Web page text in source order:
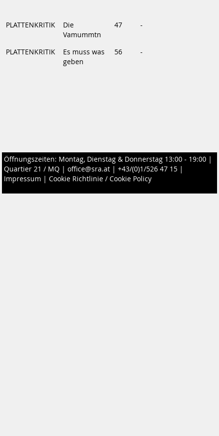
PLATTENKRITIK
Die
Vamummtn
47 -
PLATTENKRITIK
Es muss was
geben
56 -
Öffnungszeiten: Montag, Dienstag & Donnerstag 13:00 - 19:00 |
Quartier 21 / MQ | office@sra.at | +43/(0)1/526 47 15 |
Impressum | Cookie Richtlinie / Cookie Policy